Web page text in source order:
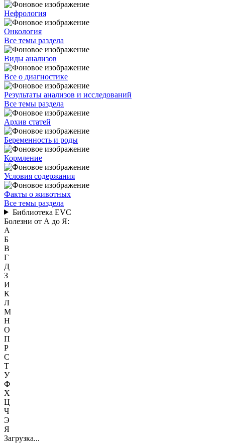
Нефрология
Онкология
Все темы раздела
Виды анализов
Все о диагностике
Результаты анализов и исследований
Все темы раздела
Архив статей
Беременность и роды
Кормление
Условия содержания
Факты о животных
Все темы раздела
Библиотека EVC
Болезни от А до Я:
А
Б
В
Г
Д
З
И
К
Л
М
Н
О
П
Р
С
Т
У
Ф
Х
Ц
Ч
Э
Я
Загрузка...